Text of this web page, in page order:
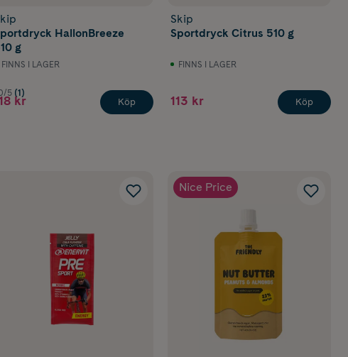
HallonBreeze
g
FINNS I LAGER
5 (1)
kr Köp
Skip
Sportdryck Citrus 510 g
FINNS I LAGER
113 kr Köp
Nice Price